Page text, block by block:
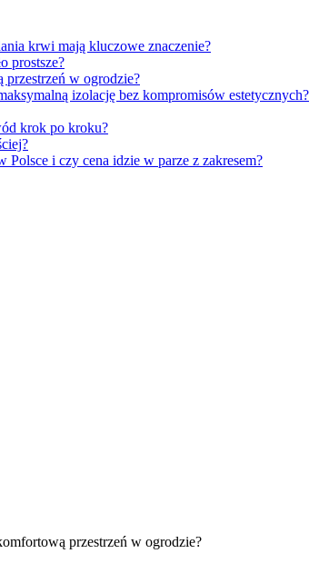
krwi mają kluczowe znaczenie?
prostsze?
w ogrodzie?
izolację bez kompromisów estetycznych?
krok po kroku?
i czy cena idzie w parze z zakresem?
przestrzeń w ogrodzie?